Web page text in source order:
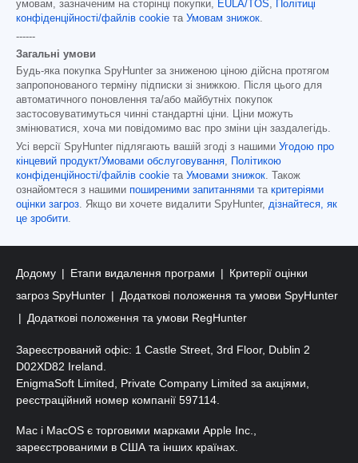
умовам, зазначеним на сторінці покупки,
EULA/TOS
Політиці
конфіденційності/файлів cookie та Умовам знижок
------
Загальні умови
Будь-яка покупка SpyHunter за зниженою ціною дійсна протягом
запропонованого терміну підписки зі знижкою. Після цього для
автоматичного поновлення та/або майбутніх покупок
застосовуватимуться чинні стандартні ціни. Ціни можуть
змінюватися, хоча ми повідомимо вас про зміни цін заздалегідь.
Усі версії SpyHunter підлягають вашій згоді з нашими Угодою про
кінцевий продукт/Умовами обслуговування
Політикою
конфіденційності/файлів cookie та Умовами знижок . Також
ознайомтеся з нашими поширеними запитаннями та критеріями
оцінки загроз . Якщо ви хочете видалити SpyHunter, дізнайтеся, як
це зробити
Додому Етапи видалення програми
Критерії оцінки
загроз SpyHunter
Додаткові положення та умови SpyHunter
Додаткові положення та умови RegHunter
Зареєстрований офіс: 1 Castle Street, 3rd Floor, Dublin 2
D02XD82 Ireland.
EnigmaSoft Limited, Private Company Limited за акціями,
реєстраційний номер компанії 597114.
Mac і MacOS є торговими марками Apple Inc.,
зареєстрованими в США та інших країнах.